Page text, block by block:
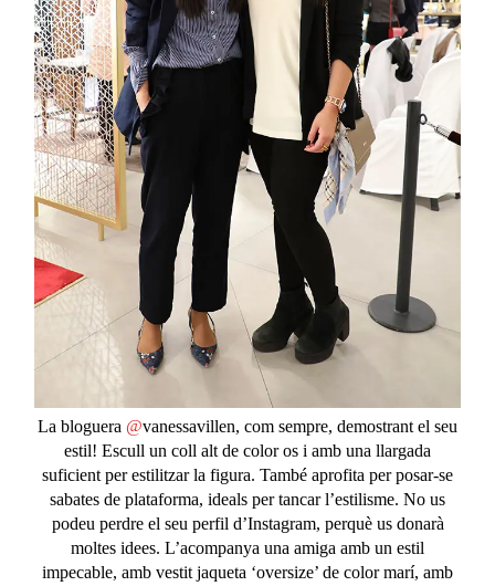
La bloguera @vanessavillen, com sempre, demostrant el seu
estil! Escull un coll alt de color os i amb una llargada
suficient per estilitzar la figura. També aprofita per posar-se
sabates de plataforma, ideals per tancar l’estilisme. No us
podeu perdre el seu perfil d’Instagram, perquè us donarà
moltes idees. L’acompanya una amiga amb un estil
impecable, amb vestit jaqueta ‘oversize’ de color marí, amb